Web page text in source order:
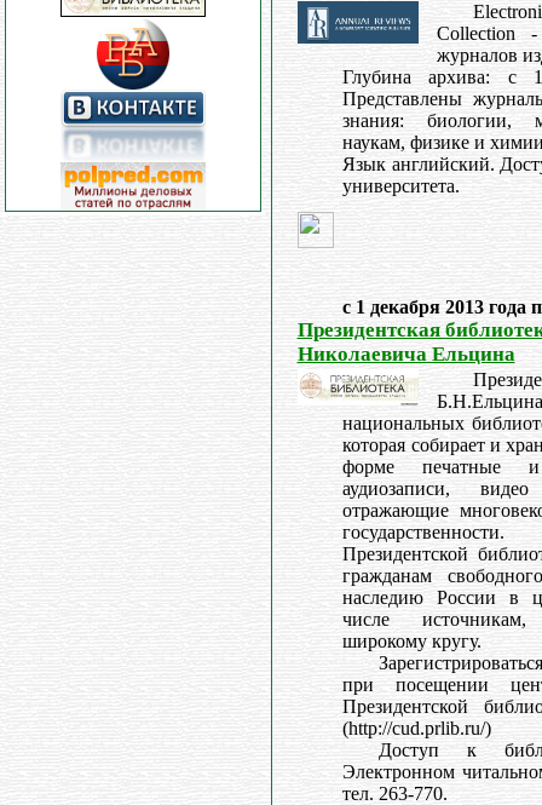
Collection
журналов
Глубина архива: c
Представлены
знания: биологии,
наукам, физике и
Язык английский.
университета.
с 1 декабря 2013 года
Президентская
Николаевича Ельцина
национальных
которая собирает и
форме печатные и
аудиозаписи,
отражающие
Президентской
гражданам
наследию России в
числе
широкому кругу.
при посещении
Президентской
(http://cud.prlib.ru/)
Доступ к
Электронном
тел. 263-770.